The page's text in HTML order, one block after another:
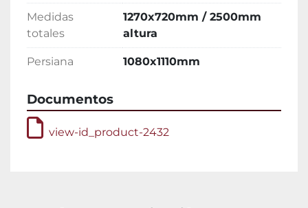
Medidas
totales
1270x720mm / 2500mm
altura
Persiana 1080x1110mm
Documentos
view-id_product-2432